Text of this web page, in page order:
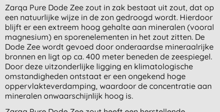
Zarqa Pure Dode Zee zout in zak bestaat uit zout, dat op
een natuurlijke wijze in de zon gedroogd wordt. Hierdoor
blijft er een extreem hoog gehalte aan mineralen (vooral
magnesium) en sporenelementen in het zout zitten. De
Dode Zee wordt gevoed door onderaardse mineraalrijke
bronnen en ligt op ca. 400 meter beneden de zeespiegel.
Door deze uitzonderlijke ligging en klimatologische
omstandigheden ontstaat er een ongekend hoge
oppervlakteverdamping, waardoor de concentratie aan
mineralen onwaarschijnlijk hoog is.